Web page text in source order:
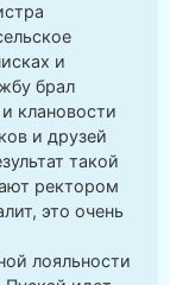
и
брал
клановости
и друзей
такой
ректором
это очень
лояльности